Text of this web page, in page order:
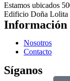
Estamos ubicados
Edificio Doña Lolita
Información
Nosotros
Contacto
Síganos